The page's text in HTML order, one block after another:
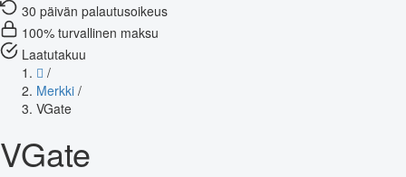
30 päivän palautusoikeus
100% turvallinen maksu
Laatutakuu
/
Merkki /
VGate
VGate